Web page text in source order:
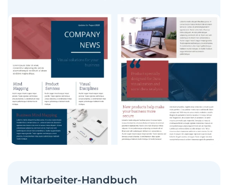
Mitarbeiter-Handbuch